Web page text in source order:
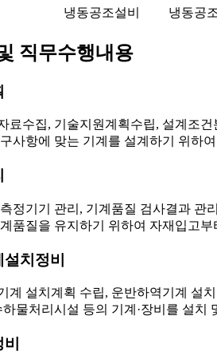
냉동공조설비
냉동공
직무수행내용
료수집, 기술지원계획수립, 설계조
사항에 맞는 기계를 설계하기 위하
정기기 관리, 기계품질 검사결과 관
품질을 유지하기 위하여 자재입고
치정비
계 설치계획 수립, 운반하역기계 설
물처리시설 등의 기계·장비를 설치